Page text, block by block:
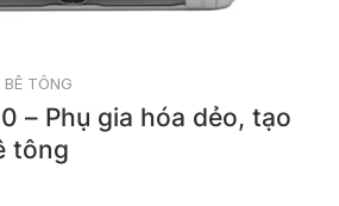
TÔNG
– Phụ gia hóa dẻo, tạo
tông